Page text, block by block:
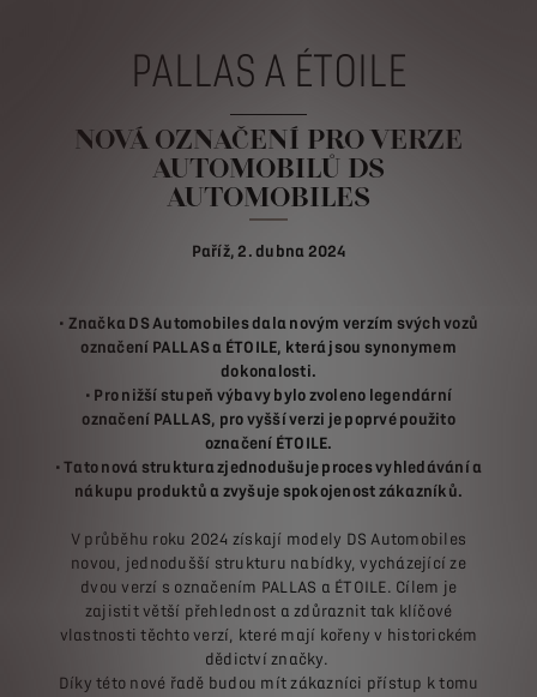
PALLAS A ÉTOILE
NOVÁ OZNAČENÍ PRO VERZE
AUTOMOBILŮ DS
AUTOMOBILES
Paříž, 2. dubna 2024
• Značka DS Automobiles dala novým verzím svých vozů
označení PALLAS a ÉTOILE, která jsou synonymem
dokonalosti.
• Pro nižší stupeň výbavy bylo zvoleno legendární
označení PALLAS, pro vyšší verzi je poprvé použito
označení ÉTOILE.
• Tato nová struktura zjednodušuje proces vyhledávání a
nákupu produktů a zvyšuje spokojenost zákazníků.
V průběhu roku 2024 získají modely DS Automobiles
novou, jednodušší strukturu nabídky, vycházející ze
dvou verzí s označením PALLAS a ÉTOILE. Cílem je
zajistit větší přehlednost a zdůraznit tak klíčové
vlastnosti těchto verzí, které mají kořeny v historickém
dědictví značky.
Díky této nové řadě budou mít zákazníci přístup k tomu